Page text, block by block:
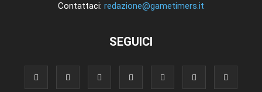
Contattaci: redazione@gametimers.it
SEGUICI